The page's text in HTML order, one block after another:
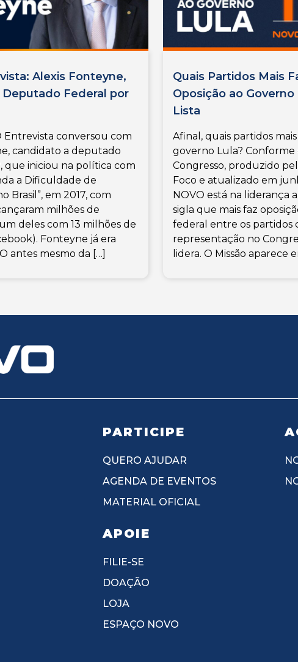
Alexis Fonteyne,
Federal por
Entrevista conversou com
candidato a deputado
que iniciou na política com
a Dificuldade de
Brasil”, em 2017, com
milhões de
deles com 13 milhões de
Fonteyne já era
antes mesmo da […]
Quais Partidos Mais
Oposição ao Governo
Lista
Afinal, quais partidos
governo Lula? Conforme
Congresso, produzido
Foco e atualizado em
NOVO está na liderança
sigla que mais faz
federal entre os partidos
representação no
lidera. O Missão aparece
PARTICIPE
QUERO AJUDAR
AGENDA DE EVENTOS
MATERIAL OFICIAL
APOIE
FILIE-SE
DOAÇÃO
LOJA
ESPAÇO NOVO